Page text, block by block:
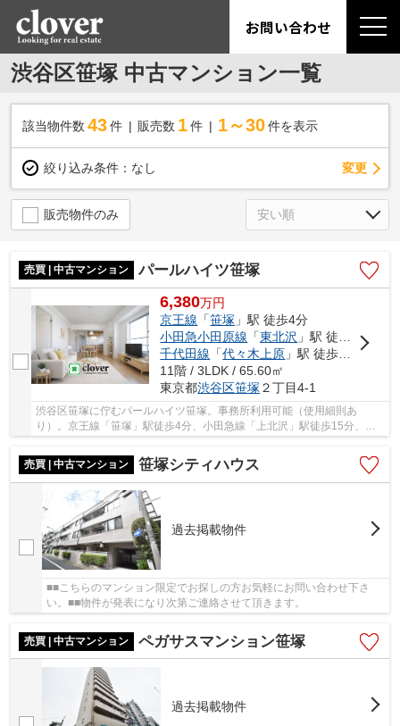
お問い合わせ
渋谷区笹塚 中古マンション一覧
該当物件数 43件 販売数 1 件 1～30 件を表示
絞り込み条件： なし 変更
販売物件のみ
売買 | 中古マンション パールハイツ笹塚
6,380万円
京王線 「笹塚 」駅 徒歩4分
小田急小田原線 「東北沢 」駅 徒歩15分
千代田線 「代々木上原 」駅 徒歩20分
11階 / 3LDK / 65.60㎡
東京都渋谷区笹塚 ２丁目4-1
渋谷区笹塚に佇むパールハイツ笹塚。事務所利用可能（使用細則あ
り）。京王線「笹塚」駅徒歩4分、小田急線「上北沢」駅徒歩15分、千
代田線「代々木上原」駅徒歩20分の立地。笹塚駅前に...
売買 | 中古マンション
笹塚シティハウス
過去掲載物件
■■こちらのマンション限定でお探しの方お気軽にお問い合わせ下さ
い。■■物件が発表になり次第ご連絡させて頂きます。
売買 | 中古マンション ペガサスマンション笹塚
過去掲載物件